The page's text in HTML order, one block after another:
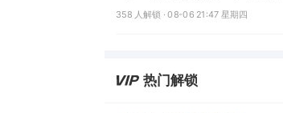
评级得到上调，9家公司获得首
度覆盖；④在个股机构关注度排
358 人解锁 ·08-06 21:47 星期四
热门解锁